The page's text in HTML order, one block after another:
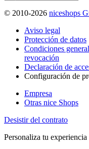
© 2010-2026 niceshops
Aviso legal
Protección de datos
Condiciones
revocación
Declaración de
Configuración de
Empresa
Otras nice Shops
Desistir del contrato
Personaliza tu experiencia